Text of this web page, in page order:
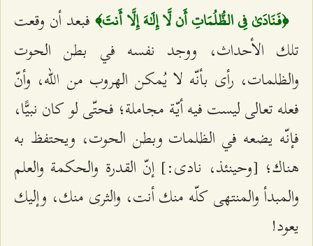
﴿فَنَادَىٰ فِي الظُّلُمَاتِ أَن لَّا إِلَٰهَ إِلَّا أَنتَ﴾ فبعد أن وقعت
تلك الأحداث، ووجد نفسه في بطن الحوت
والظلمات، رأى بأنّه لا يُمكن الهروب من الله، وأنّ
فعله تعالى ليست فيه أيّة مجاملة؛ فحتّى لو كان نبيًّا،
فإنّه يضعه في الظلمات وبطن الحوت، ويحتفظ به
هناك؛ [وحينئذ، نادى:] إنّ القدرة والحكمة والعلم
والمبدأ والمنتهى كلّه منك أنت، والثرى منك، وإليك
يعود!